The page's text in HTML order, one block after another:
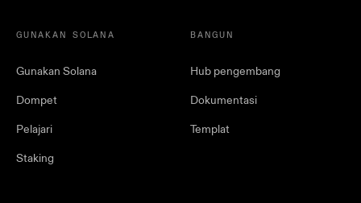
GUNAKAN SOLANA
Gunakan Solana
Dompet
Pelajari
Staking
BANGUN
Hub pengembang
Dokumentasi
Templat